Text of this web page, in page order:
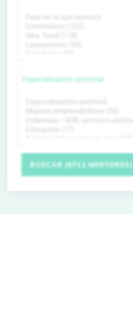
Especialización sectorial
BUSCAR (6711 MENTORES)